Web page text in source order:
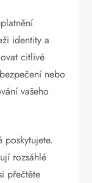
identity a
citlivé
nebo
vašeho
rozsáhlé
přečtěte